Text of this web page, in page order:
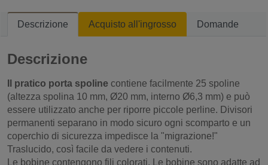
Descrizione Acquisto all'ingrosso Domande
Descrizione
Il pratico porta spoline contiene facilmente 25 spoline
(altezza spolina 10 mm, Ø20 mm, interno Ø6,3 mm) e può
essere utilizzato anche per riporre piccole perline. Divisori
permanenti separano in modo sicuro ogni scomparto e un
coperchio di sicurezza impedisce la "migrazione!"
Traslucido, così facile da vedere i contenuti.
Le bobine contengono fili colorati. Le bobine sono adatte ad